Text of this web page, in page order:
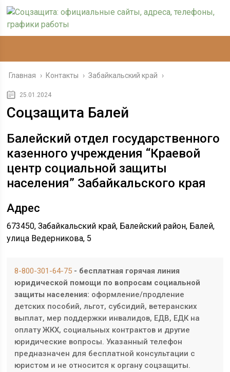
Главная › Контакты › Забайкальский край ›
25.01.2024
Соцзащита Балей
Балейский отдел государственного
казенного учреждения “Краевой
центр социальной защиты
населения” Забайкальского края
Адрес
673450, Забайкальский край, Балейский район, Балей,
улица Ведерникова, 5
8-800-301-64-75 - бесплатная горячая линия
юридической помощи по вопросам социальной
защиты населения: оформление/продление
детских пособий, льгот, субсидий, ветеранских
выплат, мер поддержки инвалидов, ЕДВ, ЕДК на
оплату ЖКХ, социальных контрактов и другие
юридические вопросы. Указанный телефон
предназначен для бесплатной консультации с
юристом и не относится к органу соцзащиты.